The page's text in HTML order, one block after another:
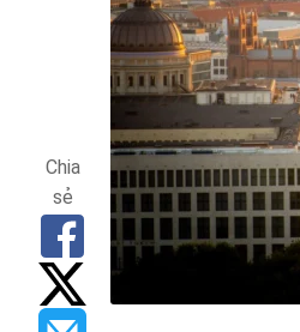
Chia
sẻ